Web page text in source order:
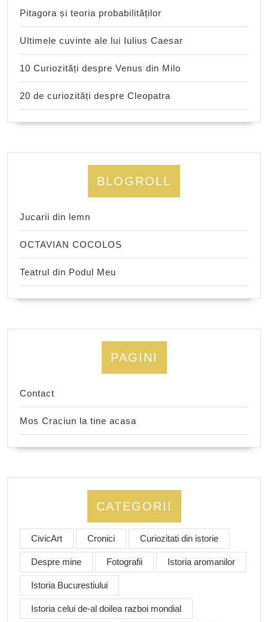
Pitagora și teoria probabilităților
Ultimele cuvinte ale lui Iulius Caesar
10 Curiozități despre Venus din Milo
20 de curiozități despre Cleopatra
BLOGROLL
Jucarii din lemn
OCTAVIAN COCOLOS
Teatrul din Podul Meu
PAGINI
Contact
Mos Craciun la tine acasa
CATEGORII
CivicArt Cronici Curiozitati din istorie
Despre mine Fotografii Istoria aromanilor
Istoria Bucurestiului
Istoria celui de-al doilea razboi mondial